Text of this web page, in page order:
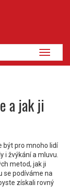
Zobrazit
navigaci
a jak ji
být pro mnoho lidí
i žvýkání a mluvu.
metod, jak ji
se podíváme na
získali rovný